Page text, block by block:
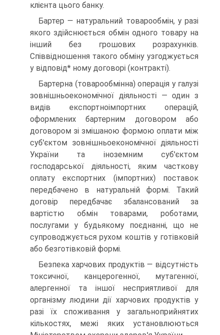
клієнта цього банку.
Бартер — натуральний товарообмін, у разі
якого здійснюється обмін одного товару на
інший без грошових розрахунків.
Співвідношення такого обміну узгоджується
у відповід* ному договорі (контракті).
Бартерна (товарообмінна) операція у галузі
зовнішньоекономічної діяльності — один з
видів експортноімпортних операцій,
оформлених бартерним договором або
договором зі змішаною формою оплати між
суб'єктом зовнішньоекономічної діяльності
України та іноземним суб'єктом
господарської діяльності, яким часткову
оплату експортних (імпортних) поставок
передбачено в натуральній формі. Такий
договір передбачає збалансований за
вартістю обмін товарами, роботами,
послугами у будьякому поєднанні, що не
супроводжується рухом коштів у готівковій
або безготівковій формі.
Безпека харчових продуктів — відсутність
токсичної, канцерогенної, мутагенної,
алергенної та іншої несприятливої для
організму людини дії харчових продуктів у
разі їх споживання у загальноприйнятих
кількостях, межі яких установлюються